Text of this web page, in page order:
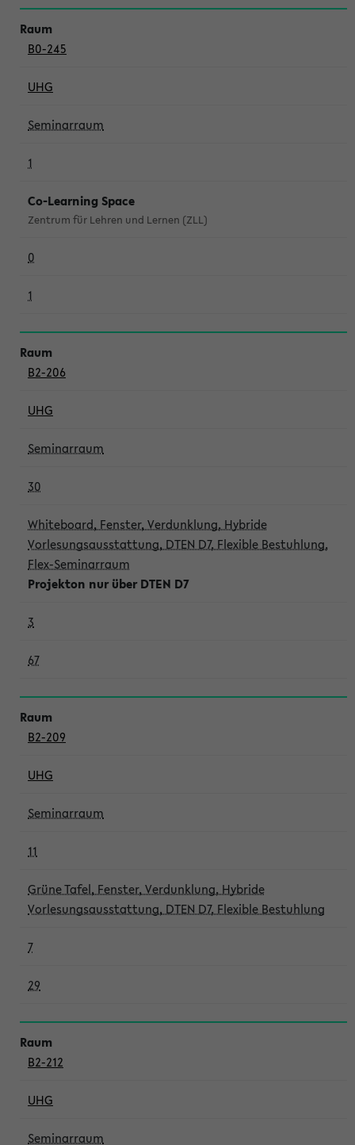
B0-245
UHG
Seminarraum
1
Co-Learning Space
Zentrum für Lehren und Lernen (ZLL)
0
1
B2-206
UHG
Seminarraum
30
Whiteboard, Fenster, Verdunklung, Hybride
Vorlesungsausstattung, DTEN D7, Flexible Bestuhlung,
Flex-Seminarraum
Projekton nur über DTEN D7
3
67
B2-209
UHG
Seminarraum
11
Grüne Tafel, Fenster, Verdunklung, Hybride
Vorlesungsausstattung, DTEN D7, Flexible Bestuhlung
7
29
B2-212
UHG
Seminarraum